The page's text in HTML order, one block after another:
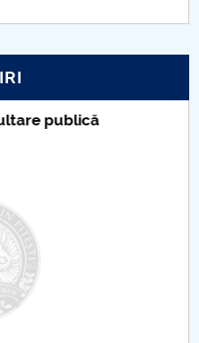
– Centrul